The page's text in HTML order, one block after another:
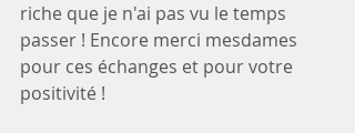
riche que je n'ai pas vu le temps
passer ! Encore merci mesdames
pour ces échanges et pour votre
positivité !